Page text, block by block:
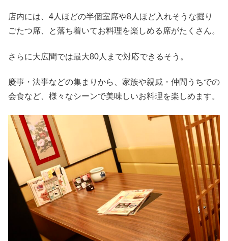
店内には、4人ほどの半個室席や8人ほど入れそうな掘り
ごたつ席、と落ち着いてお料理を楽しめる席がたくさん。
さらに大広間では最大80人まで対応できるそう。
慶事・法事などの集まりから、家族や親戚・仲間うちでの
会食など、様々なシーンで美味しいお料理を楽しめます。